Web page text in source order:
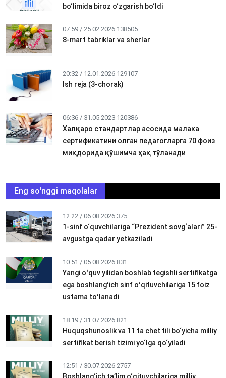
bo‘limida biroz o‘zgarish bo‘ldi
07:59 / 25.02.2026 138505
8-mart tabriklar va sherlar
20:32 / 12.01.2026 129107
Ish reja (3-chorak)
06:36 / 31.05.2023 120386
Халқаро стандартлар асосида малака
сертификатини олган педагогларга 70 фоиз
миқдорида қўшимча ҳақ тўланади
Eng so'nggi maqolalar
12:22 / 06.08.2026 375
1-sinf o‘quvchilariga “Prezident sovg‘alari” 25-
avgustga qadar yetkaziladi
10:51 / 05.08.2026 831
Yangi oʻquv yilidan boshlab tegishli sertifikatga
ega boshlangʻich sinf oʻqituvchilariga 15 foiz
ustama toʻlanadi
18:19 / 31.07.2026 821
Huquqshunoslik va 11 ta chet tili bo‘yicha milliy
sertifikat berish tizimi yo‘lga qo‘yiladi
12:51 / 30.07.2026 2757